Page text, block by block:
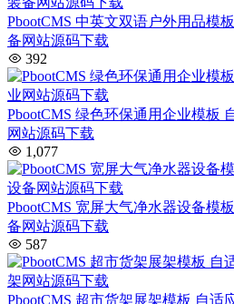
PbootCMS 中英文双语户外用品模
备网站源码下载
392
PbootCMS 绿色环保通用企业模板
网站源码下载
1,077
PbootCMS 宽屏大气净水器设备模
备网站源码下载
587
PbootCMS 超市货架展架模板 自适